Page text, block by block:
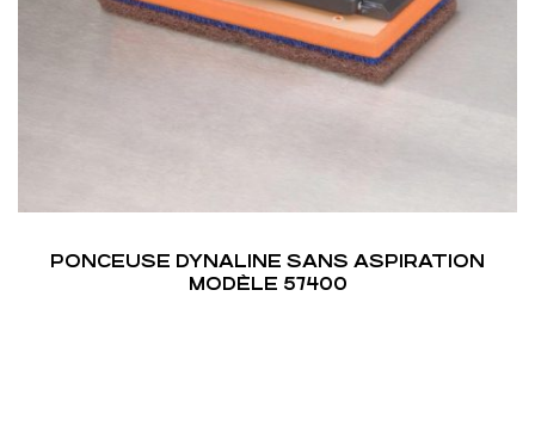
PONCEUSE DYNALINE SANS ASPIRATION
MODÈLE 57400